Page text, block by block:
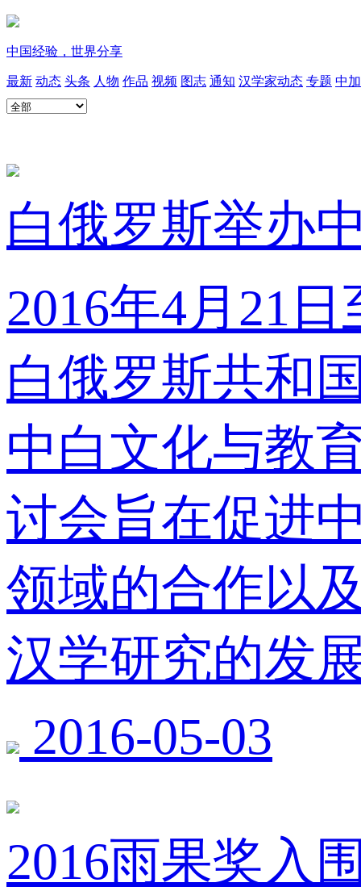
中国经验，世界分享
最新 动态 头条 人物 作品 视频 图志 通知 汉学家动态 专题 中
白俄罗斯举办
2016年4月21
白俄罗斯共和
中白文化与教
讨会旨在促进
领域的合作以
汉学研究的发
2016-05-03
2016雨果奖入